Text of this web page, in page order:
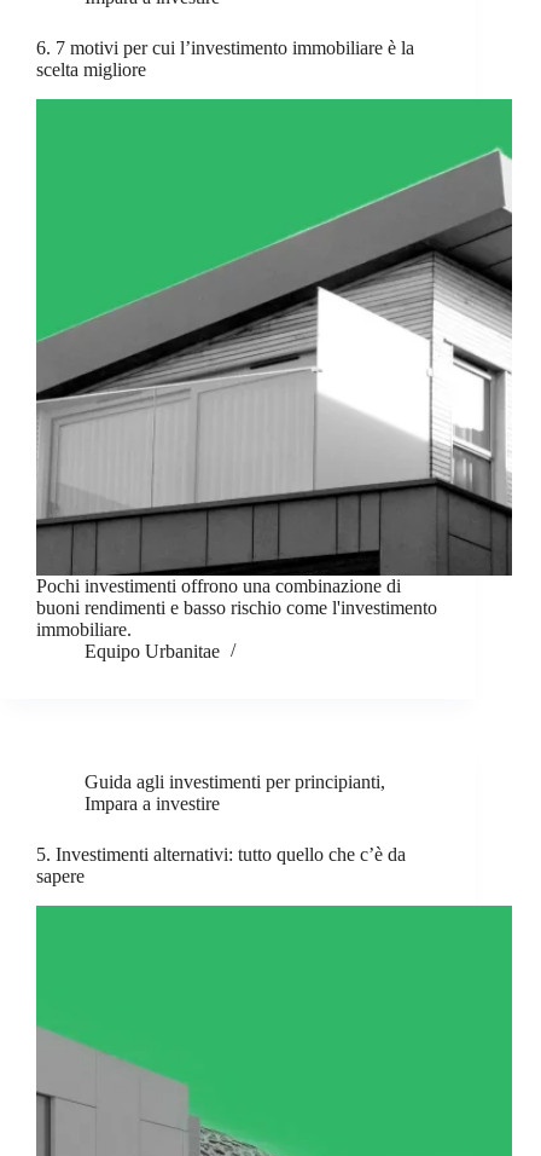
6. 7 motivi per cui l’investimento immobiliare è la
scelta migliore
Pochi investimenti offrono una combinazione di
buoni rendimenti e basso rischio come l'investimento
immobiliare.
Equipo Urbanitae
Guida agli investimenti per principianti,
Impara a investire
5. Investimenti alternativi: tutto quello che c’è da
sapere